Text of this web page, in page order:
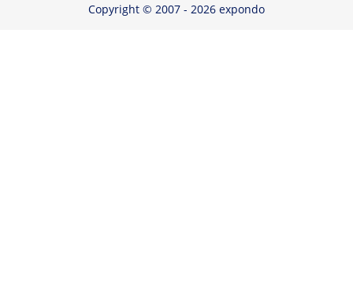
Copyright © 2007 - 2026 expondo